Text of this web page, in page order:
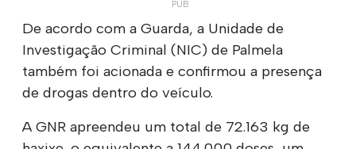
De acordo com a Guarda, a Unidade de
Investigação Criminal (NIC) de Palmela
também foi acionada e confirmou a presença
de drogas dentro do veículo.
A GNR apreendeu um total de 72.163 kg de